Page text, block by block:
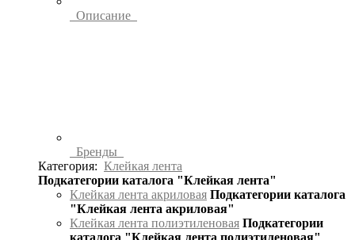
Описание
Бренды
Категория: Клейкая лента
Подкатегории каталога "Клейкая лента"
Клейкая лента акриловая Подкатегории каталога
"Клейкая лента акриловая"
Клейкая лента полиэтиленовая Подкатегории
каталога "Клейкая лента полиэтиленовая"